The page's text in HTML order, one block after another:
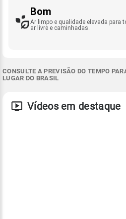
Bom
Ar limpo e qualidade elevada para
ar livre e caminhadas.
CONSULTE A PREVISÃO DO TEMPO
LUGAR DO BRASIL
Vídeos em destaque